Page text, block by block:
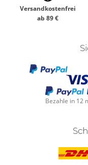
Versandkostenfrei
ab 89 €
Bezahle in 12